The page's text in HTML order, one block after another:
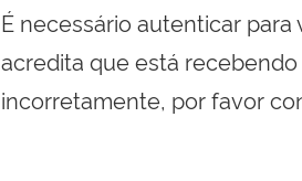
É necessário autenticar para
acredita que está
incorretamente, por favor